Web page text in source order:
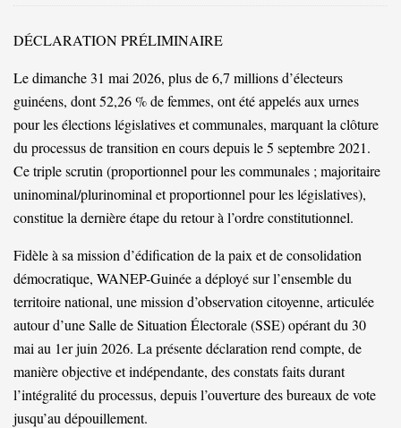
DÉCLARATION PRÉLIMINAIRE
Le dimanche 31 mai 2026, plus de 6,7 millions d’électeurs
guinéens, dont 52,26 % de femmes, ont été appelés aux urnes
pour les élections législatives et communales, marquant la clôture
du processus de transition en cours depuis le 5 septembre 2021.
Ce triple scrutin (proportionnel pour les communales ; majoritaire
uninominal/plurinominal et proportionnel pour les législatives),
constitue la dernière étape du retour à l’ordre constitutionnel.
Fidèle à sa mission d’édification de la paix et de consolidation
démocratique, WANEP-Guinée a déployé sur l’ensemble du
territoire national, une mission d’observation citoyenne, articulée
autour d’une Salle de Situation Électorale (SSE) opérant du 30
mai au 1er juin 2026. La présente déclaration rend compte, de
manière objective et indépendante, des constats faits durant
l’intégralité du processus, depuis l’ouverture des bureaux de vote
jusqu’au dépouillement.